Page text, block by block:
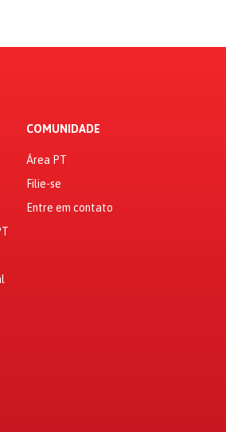
COMUNIDADE
Área PT
Filie-se
Entre em contato